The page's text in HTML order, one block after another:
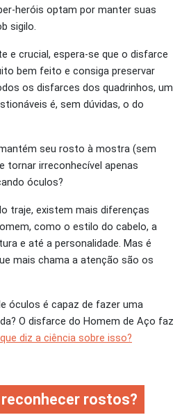
heróis optam por manter suas
sigilo.
e crucial, espera-se que o disfarce
bem feito e consiga preservar
os disfarces dos quadrinhos, um
é, sem dúvidas, o do
seu rosto à mostra (sem
tornar irreconhecível apenas
óculos?
traje, existem mais diferenças
como o estilo do cabelo, a
e até a personalidade. Mas é
mais chama a atenção são os
óculos é capaz de fazer uma
O disfarce do Homem de Aço faz
diz a ciência sobre isso?
rostos?